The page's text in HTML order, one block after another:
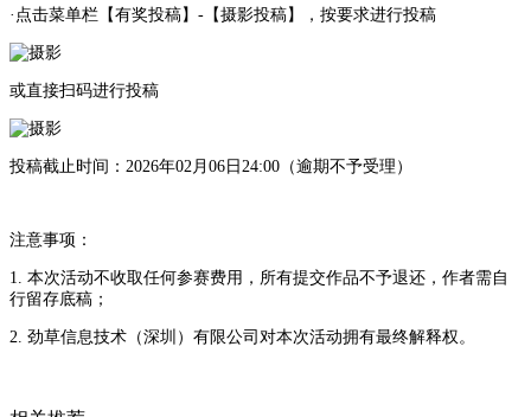
·点击菜单栏【有奖投稿】-【摄影投稿】，按要求进行投稿
或直接扫码进行投稿
投稿截止时间：2026年02月06日24:00（逾期不予受理）
注意事项：
1. 本次活动不收取任何参赛费用，所有提交作品不予退还，作者需自
行留存底稿；
2. 劲草信息技术（深圳）有限公司对本次活动拥有最终解释权。